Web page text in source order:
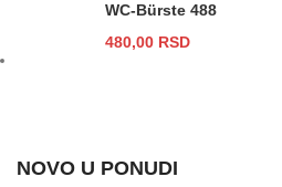
WC-Bürste 488
480,00 RSD
NOVO U PONUDI